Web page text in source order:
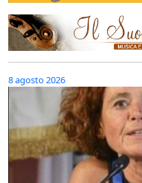
8 agosto 2026